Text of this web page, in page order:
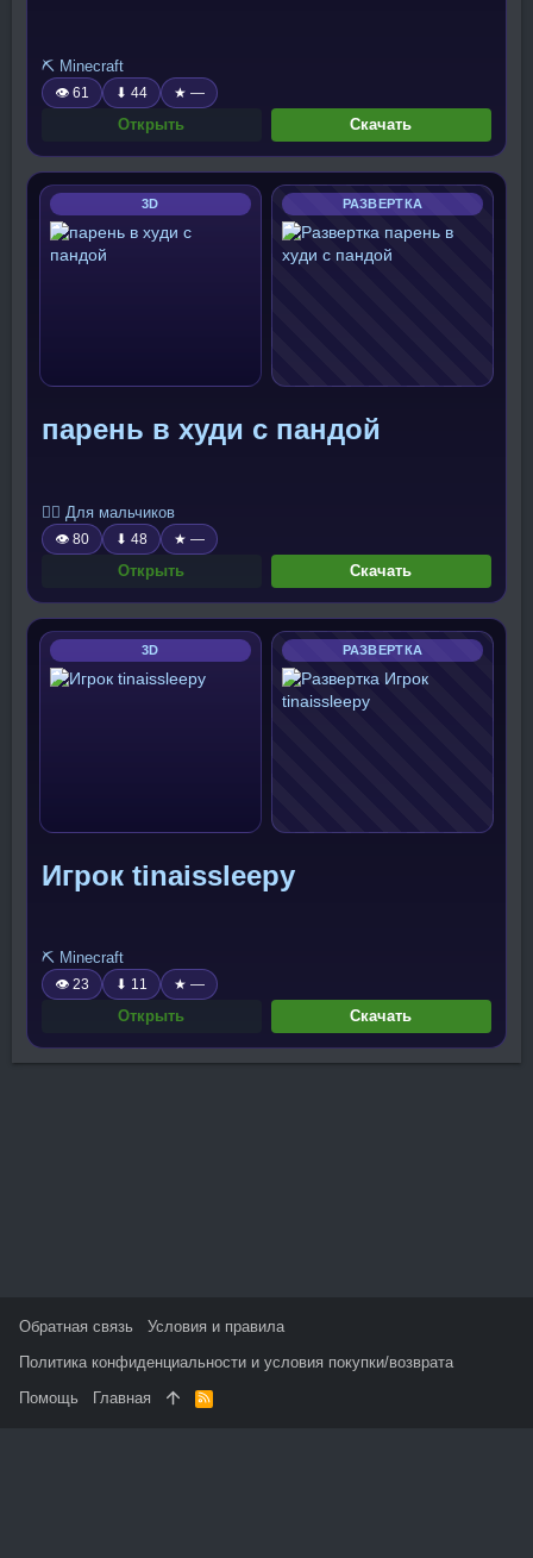
⛏️ Minecraft
👁 61 ⬇ 44 ★ —
Открыть Скачать
3D РАЗВЕРТКА
парень в худи с пандой
🧍‍♂️ Для мальчиков
👁 80 ⬇ 48 ★ —
Открыть Скачать
3D РАЗВЕРТКА
Игрок tinaissleepy
⛏️ Minecraft
👁 23 ⬇ 11 ★ —
Открыть Скачать
Обратная связь
Условия и правила
Политика конфиденциальности и условия покупки/возврата
Помощь
Главная
R